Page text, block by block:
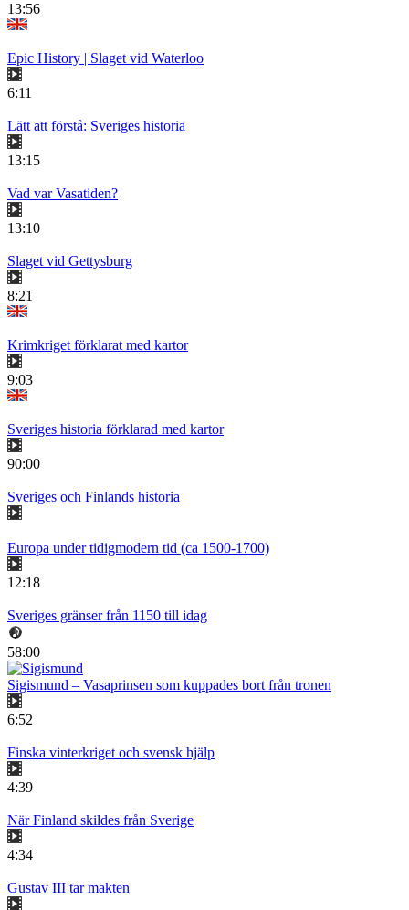
13:56
Epic History | Slaget vid Waterloo
6:11
Lätt att förstå: Sveriges historia
13:15
Vad var Vasatiden?
13:10
Slaget vid Gettysburg
8:21
Krimkriget förklarat med kartor
9:03
Sveriges historia förklarad med kartor
90:00
Sveriges och Finlands historia
Europa under tidigmodern tid (ca 1500-1700)
12:18
Sveriges gränser från 1150 till idag
58:00
Sigismund – Vasaprinsen som kuppades bort från tronen
6:52
Finska vinterkriget och svensk hjälp
4:39
När Finland skildes från Sverige
4:34
Gustav III tar makten